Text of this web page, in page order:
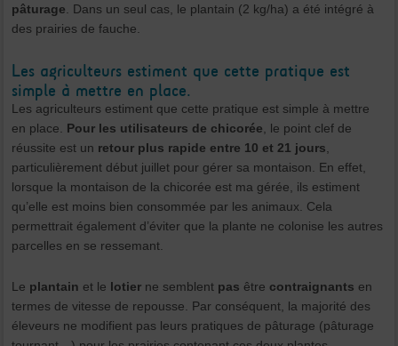
pâturage. Dans un seul cas, le plantain (2 kg/ha) a été intégré à
des prairies de fauche.
Les agriculteurs estiment que cette pratique est
simple à mettre en place.
Les agriculteurs estiment que cette pratique est simple à mettre
en place. Pour les utilisateurs de chicorée, le point clef de
réussite est un retour plus rapide entre 10 et 21 jours,
particulièrement début juillet pour gérer sa montaison. En effet,
lorsque la montaison de la chicorée est ma gérée, ils estiment
qu’elle est moins bien consommée par les animaux. Cela
permettrait également d’éviter que la plante ne colonise les autres
parcelles en se ressemant.
Le plantain et le lotier ne semblent pas être contraignants en
termes de vitesse de repousse. Par conséquent, la majorité des
éleveurs ne modifient pas leurs pratiques de pâturage (pâturage